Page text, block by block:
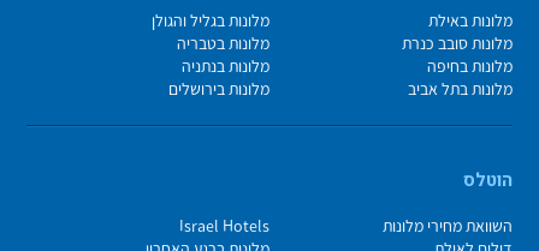
מלונות באילת
מלונות בגליל והגולן
מלונות סובב כנרת
מלונות בטבריה
מלונות בחיפה
מלונות בנתניה
מלונות בתל אביב
מלונות בירושלים
הוטלס
השוואת מחירי מלונות
Israel Hotels